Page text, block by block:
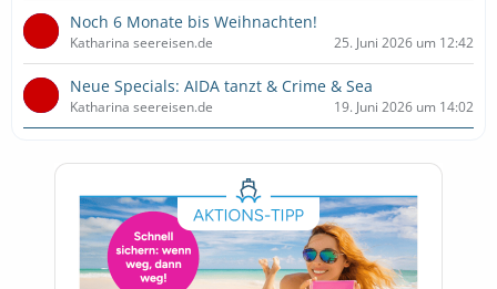
Noch 6 Monate bis Weihnachten!
Katharina seereisen.de 25. Juni 2026 um 12:42
Neue Specials: AIDA tanzt & Crime & Sea
Katharina seereisen.de 19. Juni 2026 um 14:02